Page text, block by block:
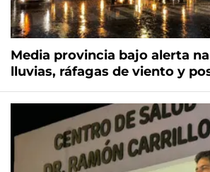
Media provincia bajo alerta
lluvias, ráfagas de viento y